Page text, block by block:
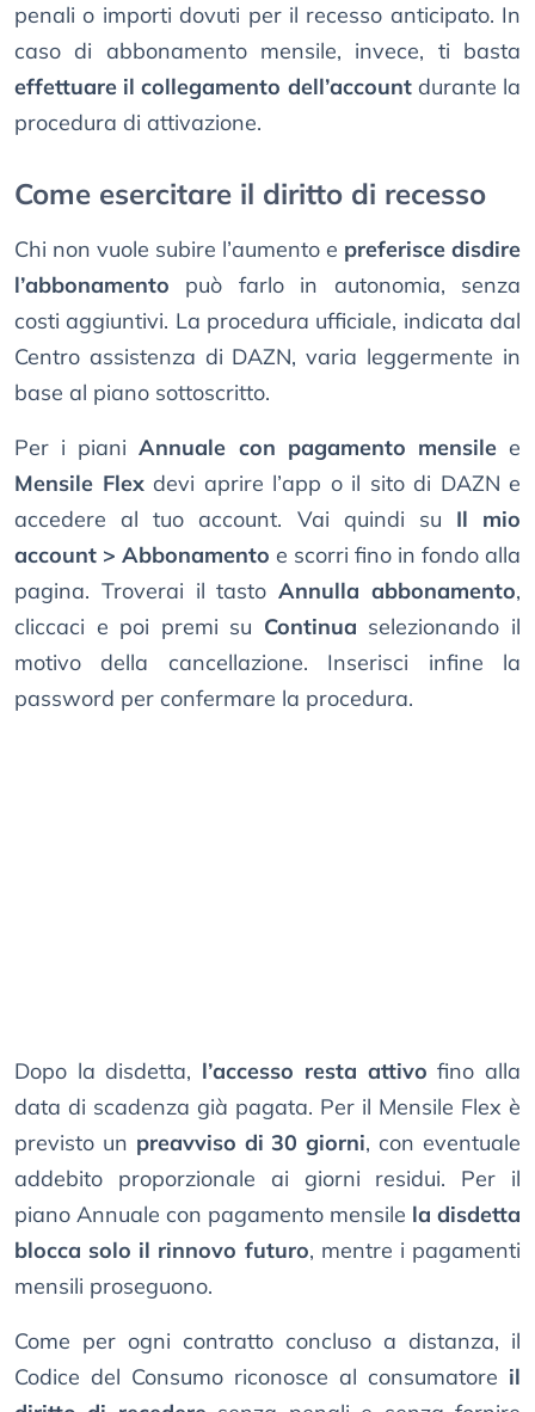
penali o importi dovuti per il recesso anticipato. In
caso di abbonamento mensile, invece, ti basta
effettuare il collegamento dell’accountdurante la
procedura di attivazione.
Come esercitare il diritto di recesso
Chi non vuole subire l’aumento e preferisce disdire
l’abbonamento può farlo in autonomia, senza
costi aggiuntivi. La procedura ufficiale, indicata dal
Centro assistenza di DAZN, varia leggermente in
base al piano sottoscritto.
Per i pianiAnnuale con pagamento mensilee
Mensile Flexdevi aprire l’app o il sito di DAZN e
accedere al tuo account. Vai quindi su Il mio
account > Abbonamento e scorri fino in fondo alla
pagina. Troverai il tastoAnnulla abbonamento,
cliccaci e poi premi su Continua selezionando il
motivo della cancellazione. Inserisci infine la
password per confermare la procedura.
Dopo la disdetta, l’accesso resta attivo fino alla
data di scadenza già pagata. Per il Mensile Flex è
previsto un preavviso di 30 giorni, con eventuale
addebito proporzionale ai giorni residui. Per il
piano Annuale con pagamento mensile la disdetta
blocca solo il rinnovo futuro, mentre i pagamenti
mensili proseguono.
Come per ogni contratto concluso a distanza, il
Codice del Consumo riconosce al consumatore il